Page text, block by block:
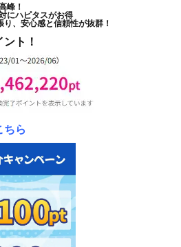
峰！
にハピタスがお得
、安心感と信頼性が抜群！
ト！
ら